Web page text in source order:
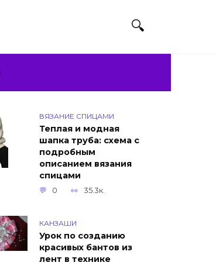
ВЯЗАНИЕ СПИЦАМИ
Теплая и модная
шапка труба: схема с
подробным
описанием вязания
спицами
0 35.3к.
КАНЗАШИ
Урок по созданию
красивых бантов из
лент в технике